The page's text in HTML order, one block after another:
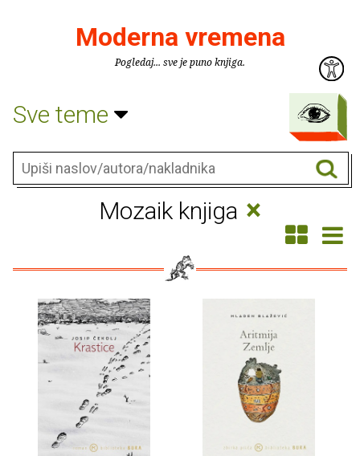
Moderna vremena
Pogledaj... sve je puno knjiga.
Sve teme
Mozaik knjiga ×